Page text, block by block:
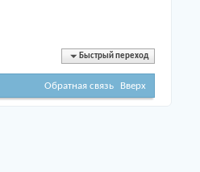
Быстрый переход
Обратная связь Вверх